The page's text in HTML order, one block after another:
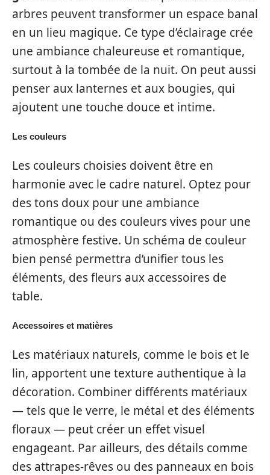
arbres peuvent transformer un espace banal
en un lieu magique. Ce type d’éclairage crée
une ambiance chaleureuse et romantique,
surtout à la tombée de la nuit. On peut aussi
penser aux lanternes et aux bougies, qui
ajoutent une touche douce et intime.
Les couleurs
Les couleurs choisies doivent être en
harmonie avec le cadre naturel. Optez pour
des tons doux pour une ambiance
romantique ou des couleurs vives pour une
atmosphère festive. Un schéma de couleur
bien pensé permettra d’unifier tous les
éléments, des fleurs aux accessoires de
table.
Accessoires et matières
Les matériaux naturels, comme le bois et le
lin, apportent une texture authentique à la
décoration. Combiner différents matériaux
— tels que le verre, le métal et des éléments
floraux — peut créer un effet visuel
engageant. Par ailleurs, des détails comme
des attrapes-rêves ou des panneaux en bois